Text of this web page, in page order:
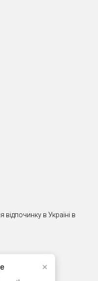
відпочинку в Україні в
×